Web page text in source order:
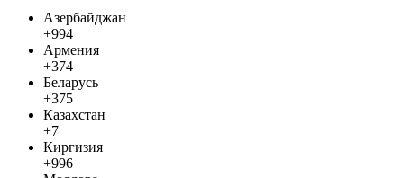
Азербайджан
+994
Армения
+374
Беларусь
+375
Казахстан
+7
Киргизия
+996